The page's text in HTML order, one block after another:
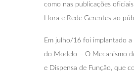
como nas publicações
Hora e Rede Gerentes ao
Em julho/16 foi implantado a
do Modelo – O Mecanismo
e Dispensa de Função, que